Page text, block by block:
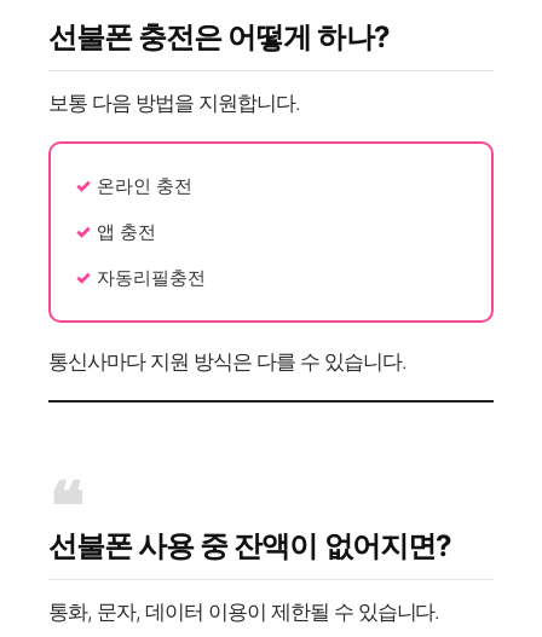
선불폰 충전은 어떻게 하나?
보통 다음 방법을 지원합니다.
온라인 충전
앱 충전
자동리필충전
통신사마다 지원 방식은 다를 수 있습니다.
선불폰 사용 중 잔액이 없어지면?
통화, 문자, 데이터 이용이 제한될 수 있습니다.